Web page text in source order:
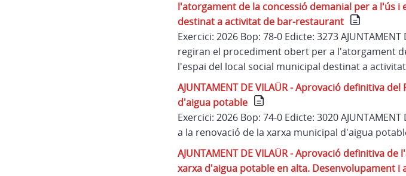
l'atorgament de la concessió demanial per a l'ús
destinat a activitat de bar-restaurant
Exercici: 2026 Bop: 78-0 Edicte: 3273
regiran el procediment obert per a l'atorgament
l'espai del local social municipal destinat a
AJUNTAMENT DE VILAÜR - Aprovació definitiva
d'aigua potable
Exercici: 2026 Bop: 74-0 Edicte: 3020
a la renovació de la xarxa municipal d'aigua
AJUNTAMENT DE VILAÜR - Aprovació definitiva
xarxa d'aigua potable en alta. Desenvolupament